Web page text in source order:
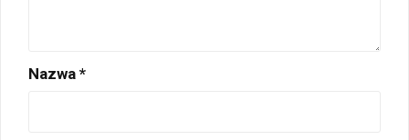
Nazwa *